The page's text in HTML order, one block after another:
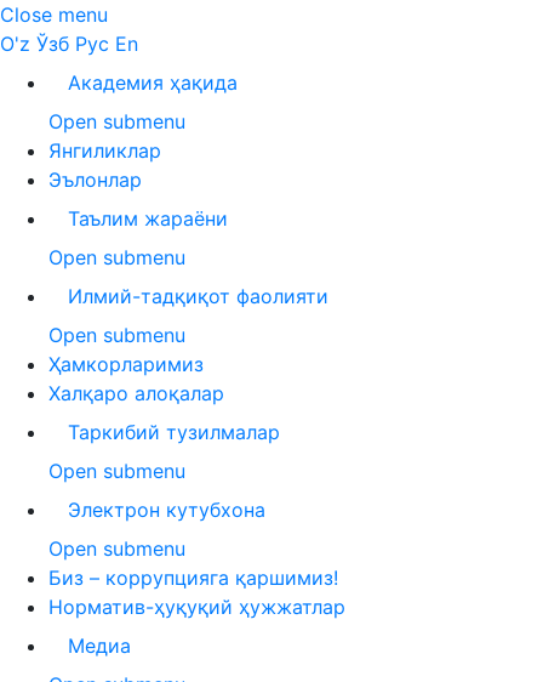
Close menu
O'z Ўзб Рус En
Академия ҳақида
Open submenu
Янгиликлар
Эълонлар
Таълим жараёни
Open submenu
Илмий-тадқиқот фаолияти
Open submenu
Ҳамкорларимиз
Халқаро алоқалар
Таркибий тузилмалар
Open submenu
Электрон кутубхона
Open submenu
Биз – коррупцияга қаршимиз!
Норматив-ҳуқуқий ҳужжатлар
Медиа